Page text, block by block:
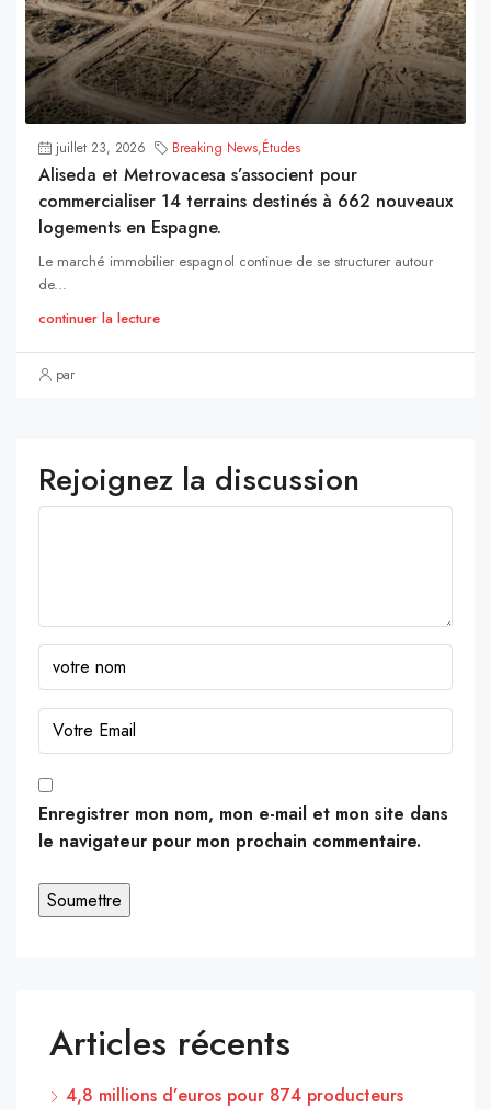
juillet 23, 2026 Breaking News,Études
Aliseda et Metrovacesa s’associent pour
commercialiser 14 terrains destinés à 662 nouveaux
logements en Espagne.
Le marché immobilier espagnol continue de se structurer autour
de...
continuer la lecture
par
Rejoignez la discussion
Enregistrer mon nom, mon e-mail et mon site dans
le navigateur pour mon prochain commentaire.
Articles récents
4,8 millions d’euros pour 874 producteurs